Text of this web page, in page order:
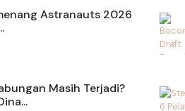
Astranauts 2026
Masih Terjadi?